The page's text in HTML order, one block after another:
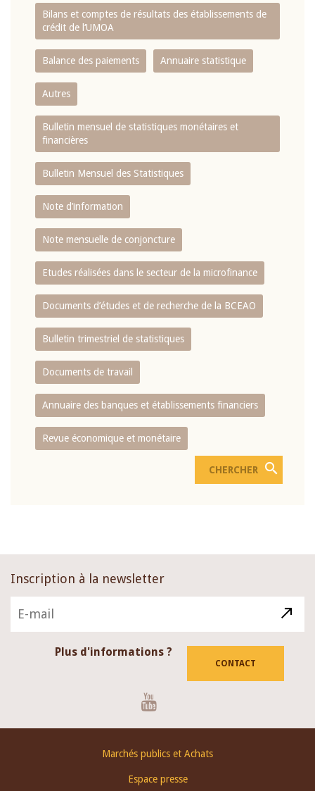
Bilans et comptes de résultats des établissements de
crédit de l‘UMOA
Balance des paiements Annuaire statistique
Autres
Bulletin mensuel de statistiques monétaires et
financières
Bulletin Mensuel des Statistiques
Note d’information
Note mensuelle de conjoncture
Etudes réalisées dans le secteur de la microfinance
Documents d’études et de recherche de la BCEAO
Bulletin trimestriel de statistiques
Documents de travail
Annuaire des banques et établissements financiers
Revue économique et monétaire
Inscription à la newsletter
Plus d'informations ?
CONTACT
Marchés publics et Achats
Espace presse